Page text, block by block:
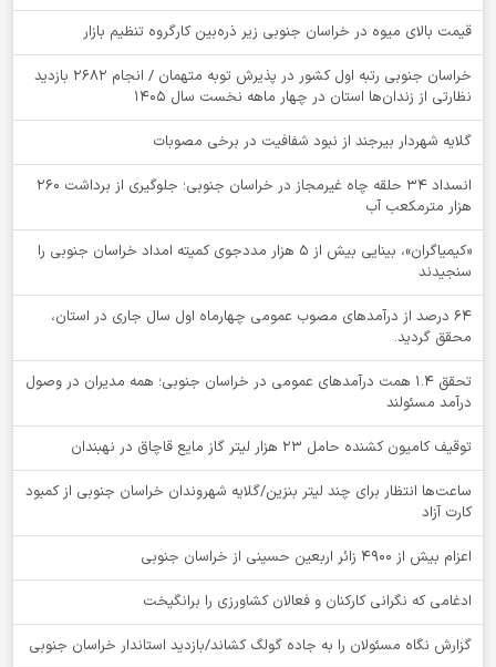
قیمت بالای میوه در خراسان جنوبی زیر ذره‌بین کارگروه تنظیم بازار
خراسان جنوبی رتبه اول کشور در پذیرش توبه متهمان / انجام ۲۶۸۲ بازدید
نظارتی از زندان‌ها استان در چهار ماهه نخست سال 1405
گلایه شهردار بیرجند از نبود شفافیت در برخی مصوبات
انسداد ۳۴ حلقه چاه غیرمجاز در خراسان جنوبی؛ جلوگیری از برداشت ۲۶۰
هزار مترمکعب آب
«کیمیاگران»، بینایی بیش از ۵ هزار مددجوی کمیته امداد خراسان جنوبی را
سنجیدند
64 درصد از درآمدهای مصوب عمومی چهارماه اول سال جاری در استان،
محقق گردید.
تحقق ۱.۴ همت درآمدهای عمومی در خراسان جنوبی؛ همه مدیران در وصول
درآمد مسئولند
توقيف کامیون کشنده حامل 23 هزار لیتر گاز مایع قاچاق در نهبندان
ساعت‌ها انتظار برای چند لیتر بنزین/گلایه شهروندان خراسان جنوبی از کمبود
کارت آزاد
اعزام بیش از 4900 زائر اربعین حسینی از خراسان جنوبی
ادغامی که نگرانی کارکنان و فعالان کشاورزی را برانگیخت
گزارش نگاه مسئولان را به جاده گولگ کشاند/بازدید استاندار خراسان جنوبی